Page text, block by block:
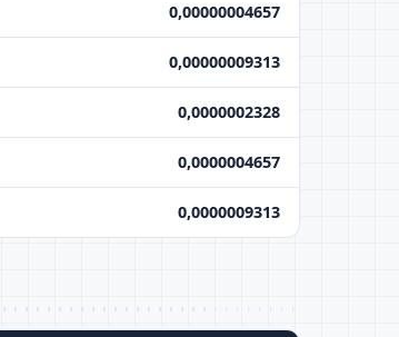
0,00000004657
0,00000009313
0,0000002328
0,0000004657
0,0000009313